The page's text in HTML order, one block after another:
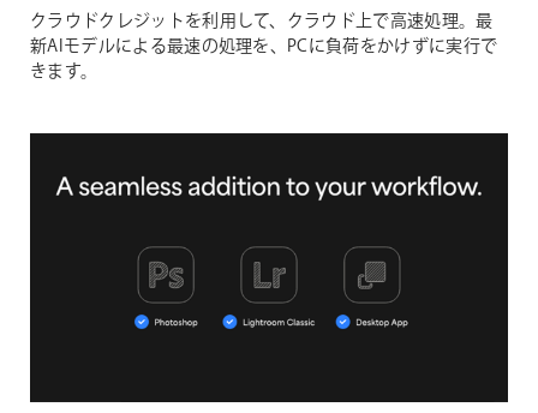
クラウドクレジットを利用して、クラウド上で高速処理。最
新AIモデルによる最速の処理を、PCに負荷をかけずに実行で
きます。